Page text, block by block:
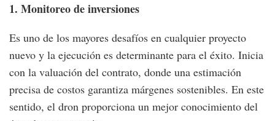
1. Monitoreo de inversiones
Es uno de los mayores desafíos en cualquier proyecto
nuevo y la ejecución es determinante para el éxito. Inicia
con la valuación del contrato, donde una estimación
precisa de costos garantiza márgenes sostenibles. En este
sentido, el dron proporciona un mejor conocimiento del